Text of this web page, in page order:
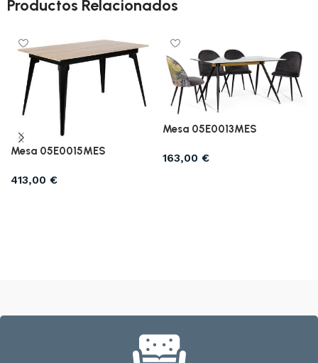
Productos Relacionados
Mesa 05E0015MES
413,00 €
Mesa 05E0013MES
163,00 €